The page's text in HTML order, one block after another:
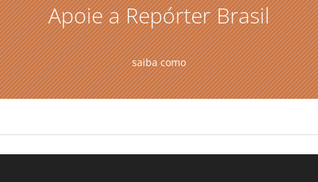
Apoie a Repórter Brasil
saiba como